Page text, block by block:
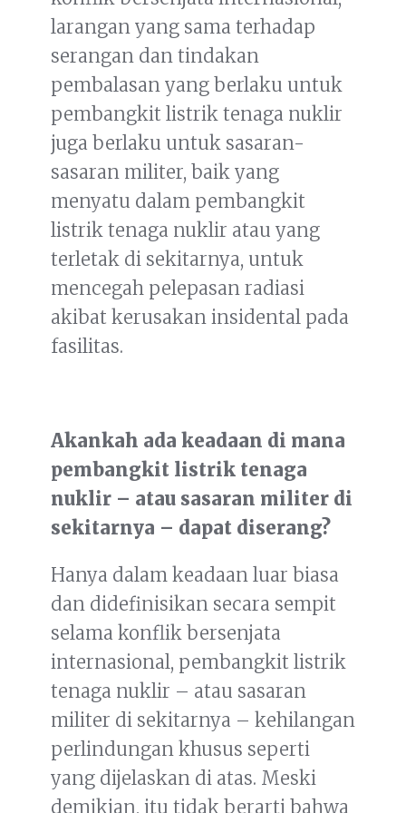
larangan yang sama terhadap
serangan dan tindakan
pembalasan yang berlaku untuk
pembangkit listrik tenaga nuklir
juga berlaku untuk sasaran-
sasaran militer, baik yang
menyatu dalam pembangkit
listrik tenaga nuklir atau yang
terletak di sekitarnya, untuk
mencegah pelepasan radiasi
akibat kerusakan insidental pada
fasilitas.
Akankah ada keadaan di mana
pembangkit listrik tenaga
nuklir – atau sasaran militer di
sekitarnya – dapat diserang?
Hanya dalam keadaan luar biasa
dan didefinisikan secara sempit
selama konflik bersenjata
internasional, pembangkit listrik
tenaga nuklir – atau sasaran
militer di sekitarnya – kehilangan
perlindungan khusus seperti
yang dijelaskan di atas. Meski
demikian, itu tidak berarti bahwa